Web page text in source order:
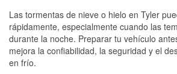
Las tormentas de nieve o hielo en Tyler
rápidamente, especialmente cuando las
durante la noche. Preparar tu vehículo
mejora la confiabilidad, la seguridad y el
en frío.